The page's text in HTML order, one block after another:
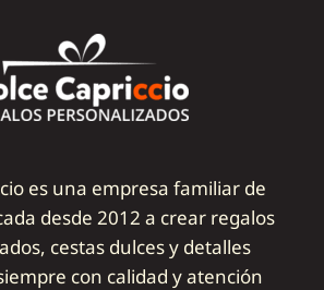
es una empresa familiar de
desde 2012 a crear regalos
cestas dulces y detalles
con calidad y atención